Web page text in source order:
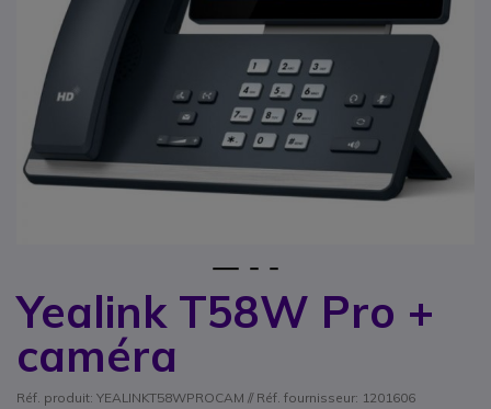
Yealink T58W Pro +
caméra
Réf. produit: YEALINKT58WPROCAM // Réf. fournisseur: 1201606
Passer au début de la Galerie d’images